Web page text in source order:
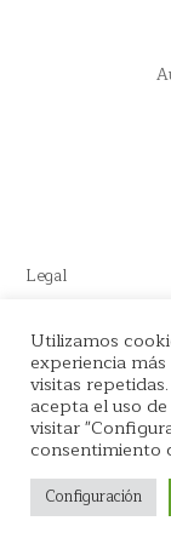
Legal
Este sitio
de afiliados por el
Utilizamos
experiencia
visitas
acepta el uso
visitar
consentimiento
Configuración